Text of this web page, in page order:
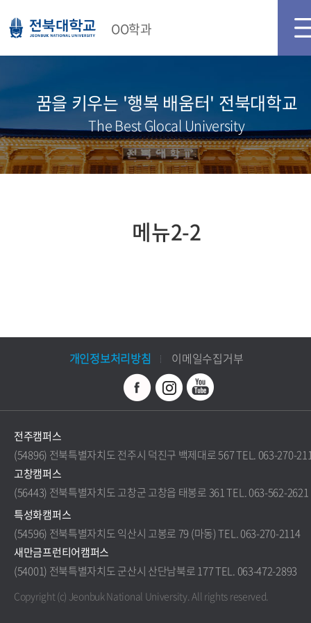
OO학과
꿈을 키우는 '행복 배움터' 전북대학교
The Best Glocal University
메뉴2-2
개인정보처리방침 이메일수집거부
전주캠퍼스
(54896) 전북특별자치도 전주시 덕진구 백제대로 567 TEL. 063-270-
고창캠퍼스
(56443) 전북특별자치도 고창군 고창읍 태봉로 361 TEL. 063-562-2621
특성화캠퍼스
(54596) 전북특별자치도 익산시 고봉로 79 (마동) TEL. 063-270-2114
새만금프런티어캠퍼스
(54001) 전북특별자치도 군산시 산단남북로 177 TEL. 063-472-2893
Copyright (c) Jeonbuk National University.All rights reserved.